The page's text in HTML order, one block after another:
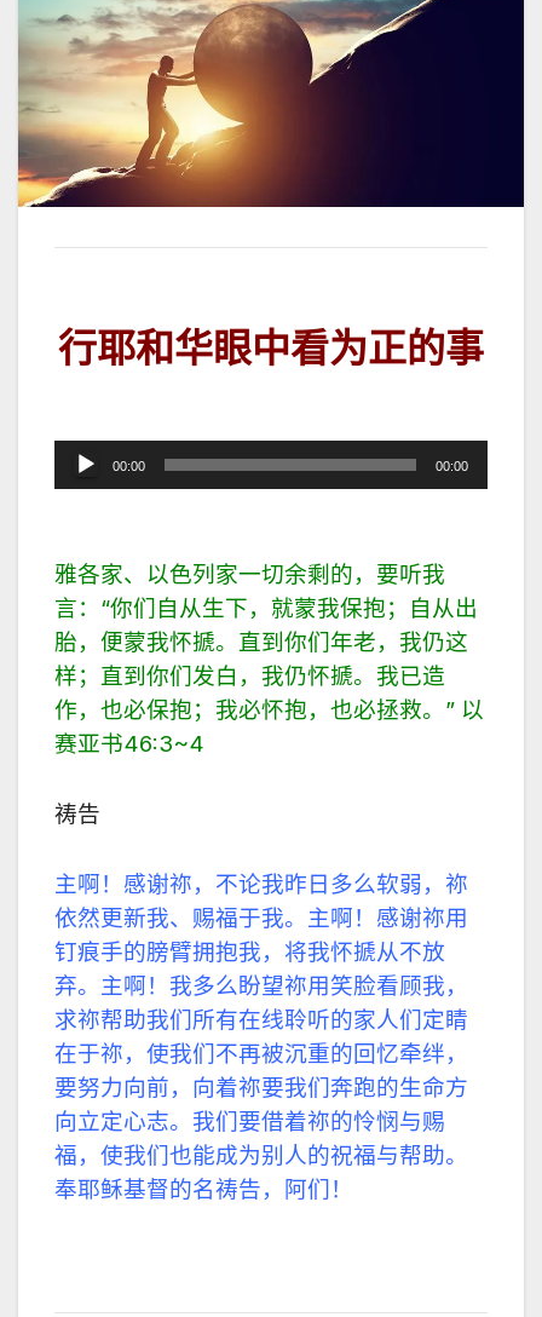
行耶和华眼中看为正的事
频
器
00:00 00:00
雅各家、以色列家一切余剩的，要听我
言： “你们自从生下，就蒙我保抱；自从出
胎，便蒙我怀搋。直到你们年老，我仍这
样；直到你们发白，我仍怀搋。我已造
作，也必保抱；我必怀抱，也必拯救。 ” 以
赛亚书46:3~4
祷告
主啊！感谢祢，不论我昨日多么软弱，祢
依然更新我、赐福于我。主啊！感谢祢用
钉痕手的膀臂拥抱我，将我怀搋从不放
弃。主啊！我多么盼望祢用笑脸看顾我，
求祢帮助我们所有在线聆听的家人们定睛
在于祢，使我们不再被沉重的回忆牵绊，
要努力向前，向着祢要我们奔跑的生命方
向立定心志。我们要借着祢的怜悯与赐
福，使我们也能成为别人的祝福与帮助。
奉耶稣基督的名祷告，阿们！